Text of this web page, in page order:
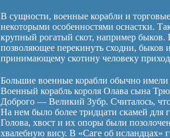
В сущности, военные корабли и
некоторыми особенностями оснастки.
крупный рогатый скот, например быков.
позволяющее перекинуть сходни,
принимающему скотину человеку
Большие военные корабли обычно
Военный корабль короля Олава сына
Доброго — Великий Зубр. Считалось,
На нем было более тридцати скамей для
Голова, хвост и их опоры были
хвалебную вису. В «Саге об исландцах»